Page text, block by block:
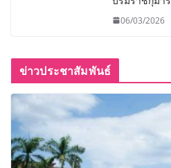
06/03/2026
ข่าวประชาสัมพันธ์